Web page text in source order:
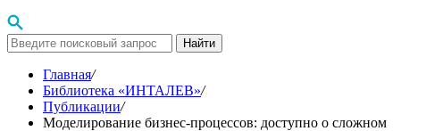
Найти
Главная/
Библиотека «ИНТАЛЕВ»/
Публикации/
Моделирование бизнес-процессов: доступно о сложном